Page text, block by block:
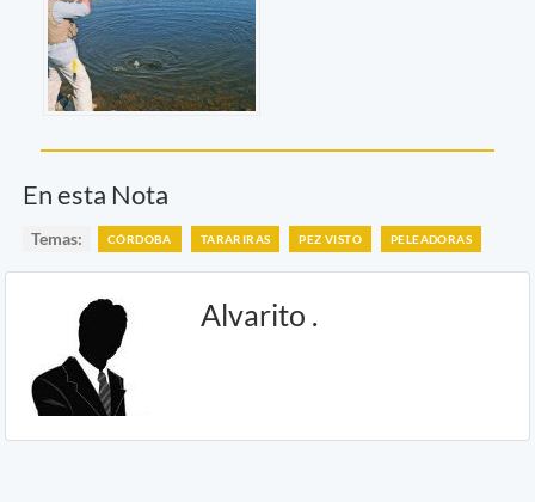
En esta Nota
Temas: CÓRDOBA TARARIRAS PEZ VISTO PELEADORAS
Alvarito .